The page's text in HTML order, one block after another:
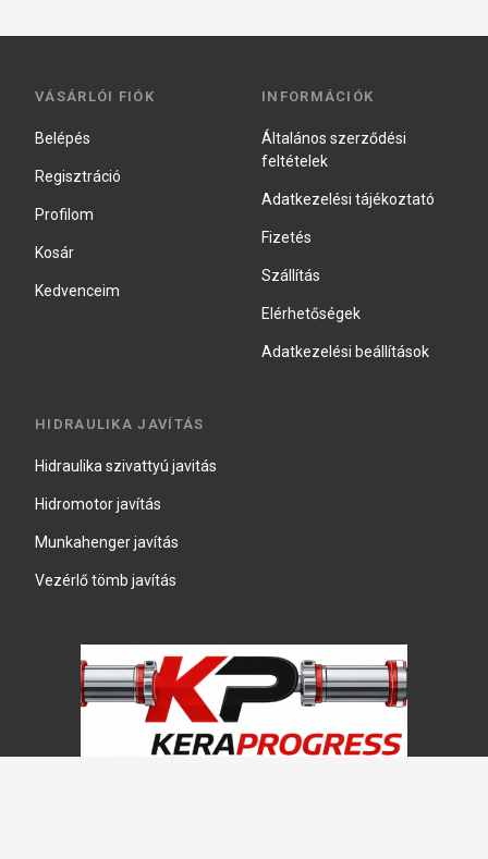
VÁSÁRLÓI FIÓK
Belépés
Regisztráció
Profilom
Kosár
Kedvenceim
INFORMÁCIÓK
Általános szerződési
feltételek
Adatkezelési tájékoztató
Fizetés
Szállítás
Elérhetőségek
Adatkezelési beállítások
HIDRAULIKA JAVÍTÁS
Hidraulika szivattyú javitás
Hidromotor javítás
Munkahenger javítás
Vezérlő tömb javítás